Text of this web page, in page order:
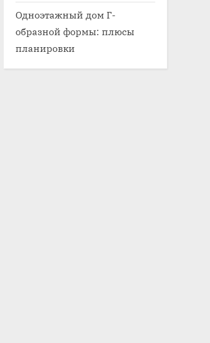
Одноэтажный дом Г-
образной формы: плюсы
планировки